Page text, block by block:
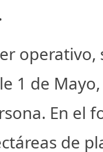
operativo,
1 de
En el
de